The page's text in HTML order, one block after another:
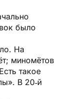
было
На
миномётов
такое
В 20‑й